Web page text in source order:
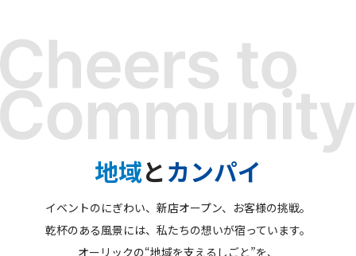
地域とカンパイ
イベントのにぎわい、新店オープン、お客様の挑戦。
乾杯のある風景には、私たちの想いが宿っています。
オーリックの“地域を支えるしごと”を、